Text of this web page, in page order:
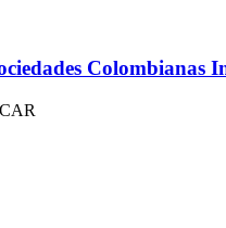
Colombianas